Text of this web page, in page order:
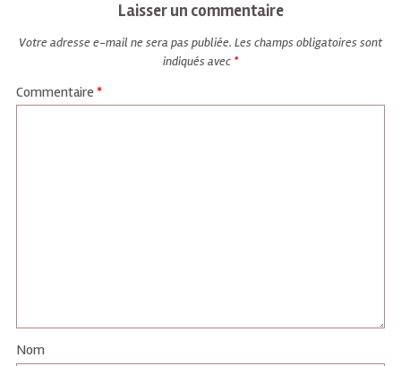
Laisser un commentaire
Votre adresse e-mail ne sera pas publiée. Les champs obligatoires sont
indiqués avec *
Commentaire *
Nom